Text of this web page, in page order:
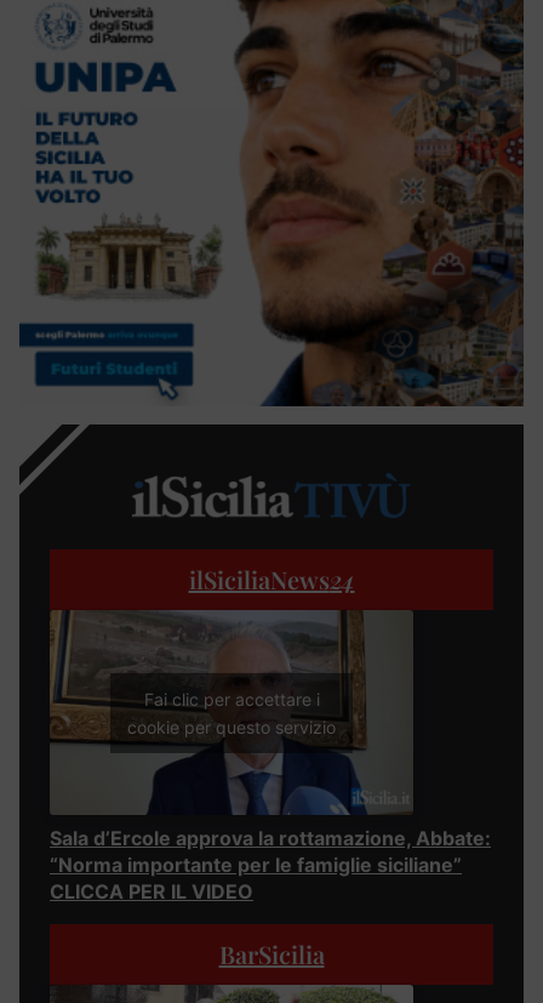
ilSiciliaNews24
Fai clic per accettare i
cookie per questo servizio
Sala d’Ercole approva la rottamazione, Abbate:
“Norma importante per le famiglie siciliane”
CLICCA PER IL VIDEO
BarSicilia